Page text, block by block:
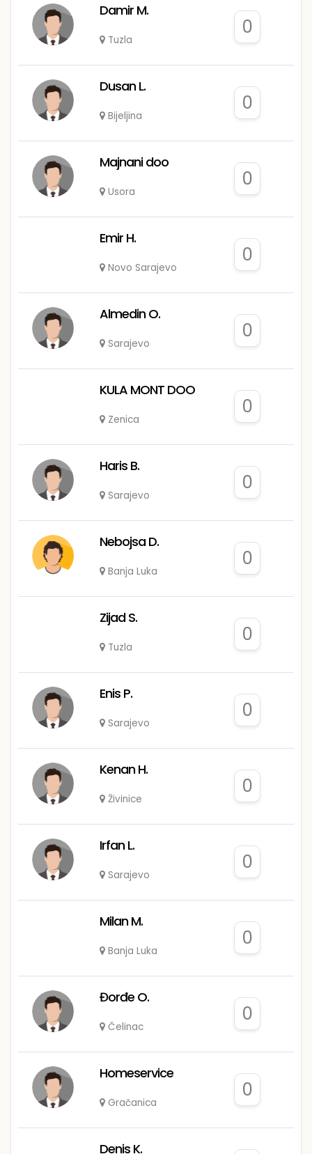
Damir M.
Tuzla
0
Dusan L.
Bijeljina
0
Majnani doo
Usora
0
Emir H.
Novo Sarajevo
0
Almedin O.
Sarajevo
0
KULA MONT DOO
Zenica
0
Haris B.
Sarajevo
0
Nebojsa D.
Banja Luka
0
Zijad S.
Tuzla
0
Enis P.
Sarajevo
0
Kenan H.
Živinice
0
Irfan L.
Sarajevo
0
Milan M.
Banja Luka
0
Đorđe O.
Čelinac
0
Homeservice
Gračanica
0
Denis K.